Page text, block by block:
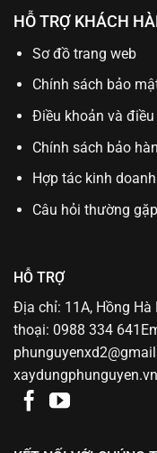
HỖ TRỢ KHÁCH
Sơ đồ trang web
Chính sách bảo
Điều khoản và điều
Chính sách bảo
Hợp tác kinh doanh
Câu hỏi thường gặp
HỖ TRỢ
Địa chỉ: 11A, Hồng Hà
thoại: 0988 334
xaydungphunguyen.vn